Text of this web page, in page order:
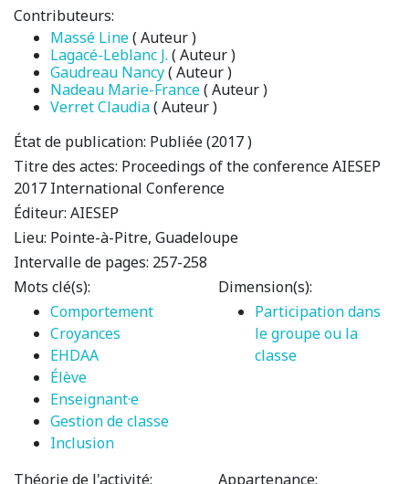
Contributeurs:
Massé Line( Auteur )
Lagacé-Leblanc J. ( Auteur )
Gaudreau Nancy( Auteur )
Nadeau Marie-France( Auteur )
Verret Claudia( Auteur )
État de publication: Publiée (2017 )
Titre des actes: Proceedings of the conference AIESEP
2017 International Conference
Éditeur: AIESEP
Lieu: Pointe-à-Pitre, Guadeloupe
Intervalle de pages: 257-258
Mots clé(s):
Comportement
Croyances
EHDAA
Élève
Enseignant·e
Gestion de classe
Inclusion
Dimension(s):
Participation dans
le groupe ou la
classe
Théorie de l'activité: Appartenance: